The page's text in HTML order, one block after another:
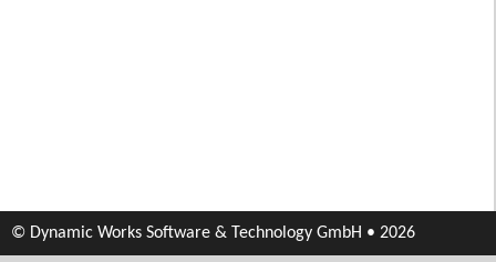
© Dynamic Works Software & Technology GmbH • 2026